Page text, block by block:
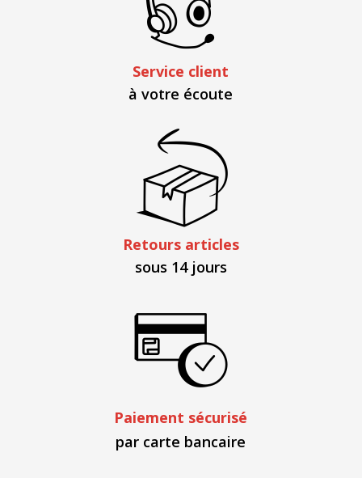
Service client
à votre écoute
Retours articles
sous 14 jours
Paiement sécurisé
par carte bancaire